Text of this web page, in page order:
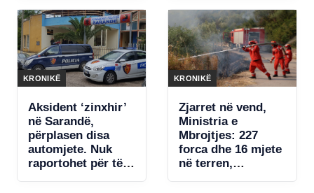
pezullimi i 2 të
tjerëve, Komisioni
i Disiplinës vendos
sot
KRONIKË
Aksident ‘zinxhir’
në Sarandë,
përplasen disa
automjete. Nuk
raportohet për të
KRONIKË
Zjarret në vend,
Ministria e
Mbrojtjes: 227
forca dhe 16 mjete
në terren,